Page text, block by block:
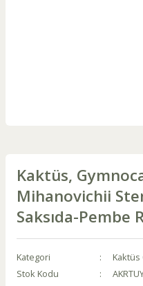
Kaktüs,
Mihanovichii
Saksıda-Pembe
Kategori
Kaktüs
Stok Kodu